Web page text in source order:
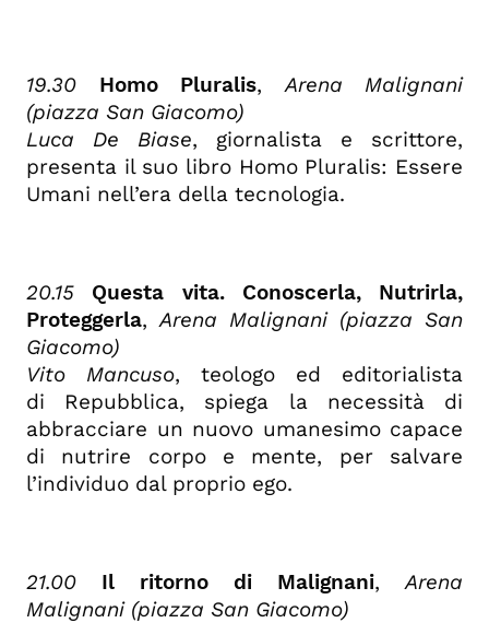
19.30 Homo Pluralis,Arena Malignani
(piazza San Giacomo)
Luca De Biase, giornalista e scrittore,
presenta il suo libro Homo Pluralis: Essere
Umani nell’era della tecnologia.
20.15 Questa vita. Conoscerla, Nutrirla,
Proteggerla, Arena Malignani (piazza San
Giacomo)
Vito Mancuso, teologo ed editorialista
di Repubblica, spiega la necessità di
abbracciare un nuovo umanesimo capace
di nutrire corpo e mente, per salvare
l’individuo dal proprio ego.
21.00 Il ritorno di Malignani,Arena
Malignani (piazza San Giacomo)